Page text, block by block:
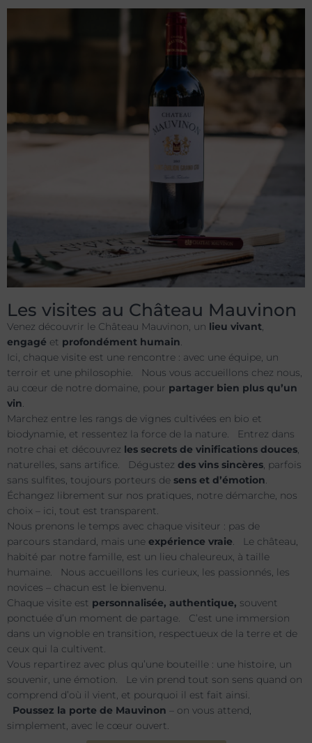
Les visites au Château Mauvinon
Venez découvrir le Château Mauvinon, un lieu vivant,
engagé et profondément humain.
Ici, chaque visite est une rencontre : avec une équipe, un
terroir et une philosophie. Nous vous accueillons chez nous,
au cœur de notre domaine, pour partager bien plus qu’un
vin.
Marchez entre les rangs de vignes cultivées en bio et
biodynamie, et ressentez la force de la nature. Entrez dans
notre chai et découvrez les secrets de vinifications douces,
naturelles, sans artifice. Dégustez des vins sincères, parfois
sans sulfites, toujours porteurs de sens et d’émotion.
Échangez librement sur nos pratiques, notre démarche, nos
choix – ici, tout est transparent.
Nous prenons le temps avec chaque visiteur : pas de
parcours standard, mais une expérience vraie. Le château,
habité par notre famille, est un lieu chaleureux, à taille
humaine. Nous accueillons les curieux, les passionnés, les
novices – chacun est le bienvenu.
Chaque visite est personnalisée, authentique, souvent
ponctuée d’un moment de partage. C’est une immersion
dans un vignoble en transition, respectueux de la terre et de
ceux qui la cultivent.
Vous repartirez avec plus qu’une bouteille : une histoire, un
souvenir, une émotion. Le vin prend tout son sens quand on
comprend d’où il vient, et pourquoi il est fait ainsi.
Poussez la porte de Mauvinon – on vous attend,
simplement, avec le cœur ouvert.